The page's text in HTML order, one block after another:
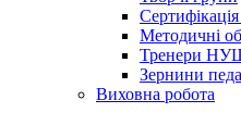
Сертифікація
Методичні
Тренери
Зернини
Виховна робота